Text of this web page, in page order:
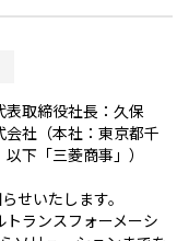
表取締役社長：久保
社（本社：東京都千
下「三菱商事」）
せいたします。
ランスフォーメーシ